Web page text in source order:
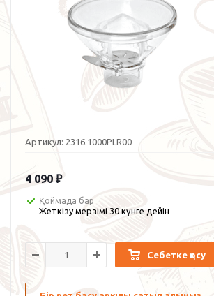
Артикул: 2316.1000PLR00
4 090 ₽
Қоймада бар
Жеткізу мерзімі 30 күнге дейін
Себетке қосу